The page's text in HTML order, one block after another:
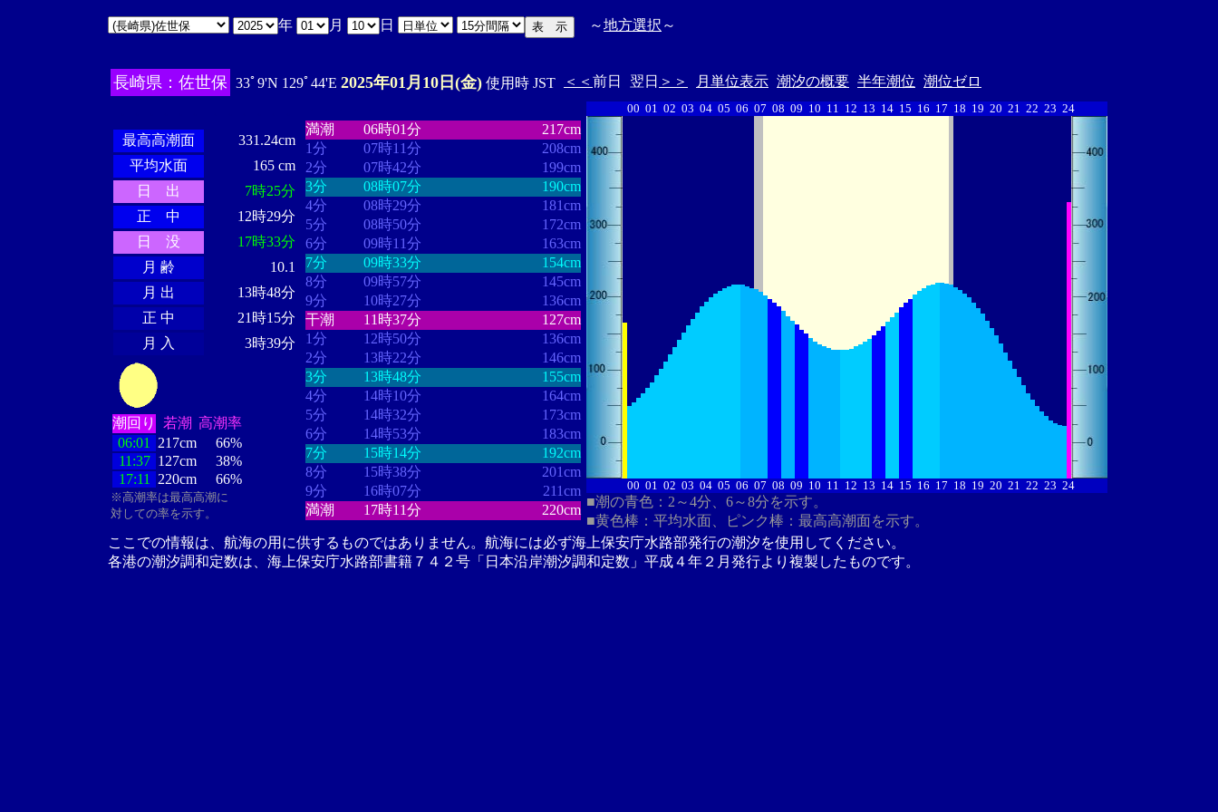
年 月 日 ～地方選択 ～
長崎県：佐世保 33ﾟ9'N 129ﾟ44'E 2025年01月10日(金) 使用時 JST ＜＜ 前日 翌日 ＞＞ 月単位表示 潮汐の概要 半年潮位 潮位ゼロ
最高高潮面
331.24cm
平均水面
165 cm
日 出
7時25分
正 中
12時29分
日 没
17時33分
月 齢
10.1
月 出
13時48分
正 中
21時15分
月 入
3時39分
潮回り 若潮 高潮率
06:01
217cm
66%
11:37 127cm
38%
17:11
220cm 66%
※高潮率は最高高潮に
対しての率を示す。
満潮
06時01分
217cm
1分
07時11分
208cm
2分
07時42分
199cm
3分
08時07分
190cm
4分
08時29分
181cm
5分
08時50分
172cm
6分
09時11分
163cm
7分
09時33分
154cm
8分
09時57分
145cm
9分
10時27分
136cm
干潮
11時37分
127cm
1分
12時50分
136cm
2分
13時22分
146cm
3分
13時48分
155cm
4分
14時10分
164cm
5分
14時32分
173cm
6分
14時53分
183cm
7分
15時14分
192cm
8分
15時38分
201cm
9分
16時07分
211cm
満潮
17時11分 220cm
00 01 02 03 04 05 06 07 08 09 10 11 12 13 14 15 16 17 18 19 20 21 22 23 24
00 01 02 03 04 05 06 07 08 09 10 11 12 13 14 15 16 17 18 19 20 21 22 23 24
■潮の青色：2～4分、6～8分を示す。
■黄色棒：平均水面、ピンク棒：最高高潮面を示す。
ここでの情報は、航海の用に供するものではありません。航海には必ず海上保安庁水路部発行の潮汐を使用してください。
各港の潮汐調和定数は、海上保安庁水路部書籍７４２号「日本沿岸潮汐調和定数」平成４年２月発行より複製したものです。